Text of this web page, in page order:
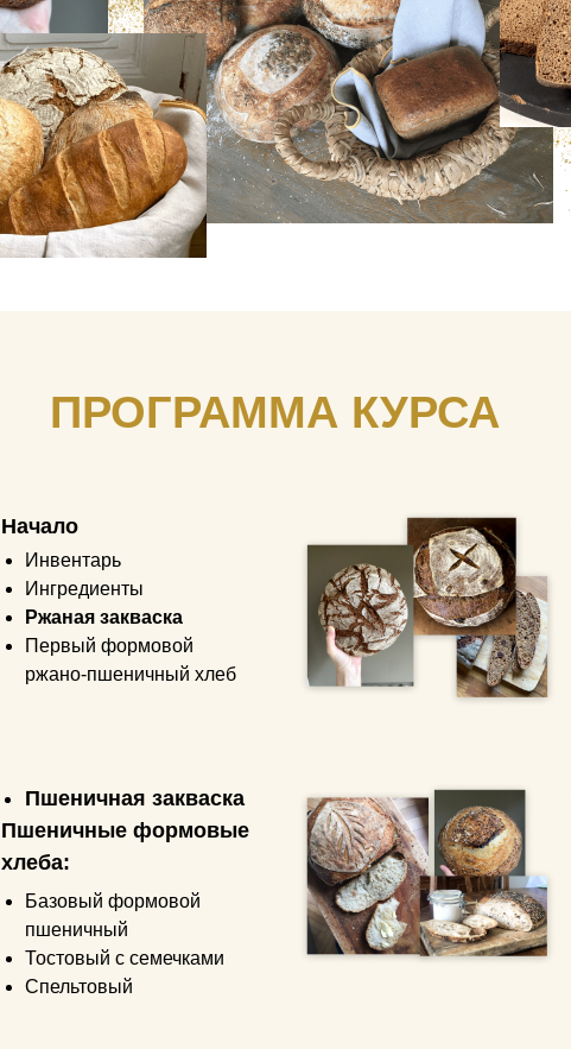
ПРОГРАММА КУРСА
Пшеничная закваска
Пшеничные формовые
хлеба:
Базовый формовой
пшеничный
Тостовый с семечками
Спельтовый
Начало
Инвентарь
Ингредиенты
Ржаная закваска
Первый формовой
ржано-пшеничный хлеб